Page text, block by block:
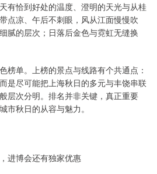
有恰到好处的温度、澄明的天光与从桂
点凉、午后不刺眼，风从江面慢慢吹
腻的层次；日落后金色与霓虹无缝换
榜单。上榜的景点与线路有个共通点：
是尽可能把上海秋日的多元与丰饶串联
层次分明。排名并非关键，真正重要
市秋日的从容与魅力。
进博会还有独家优惠